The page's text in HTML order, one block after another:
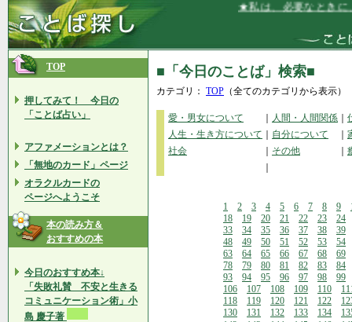
★私は、必要なときに、
TOP
押してみて！ 今日の
「ことば占い」
アファメーションとは？
「無地のカード」ページ
オラクルカードの
ページへようこそ
本の読み方＆
おすすめの本
今日のおすすめ本↓
「失敗礼賛 不安と生きる
コミュニケーション術」小
島 慶子著
■「今日のことば」検索■
カテゴリ： TOP （全てのカテゴリから表示）
愛・男女について 人間・人間関係
人生・生き方について
自分について
社会
その他
1 2 3 4 5 6 7 8 9
18
19 20 21 22 23
24
33
34 35 36 37 38
39
48
49 50 51 52 53
54
63
64 65 66 67 68
69
78
79 80 81 82 83
84
93
94 95 96 97 98
99
106
107 108 109 110
118
119 120 121 122
130
131 132 133 134